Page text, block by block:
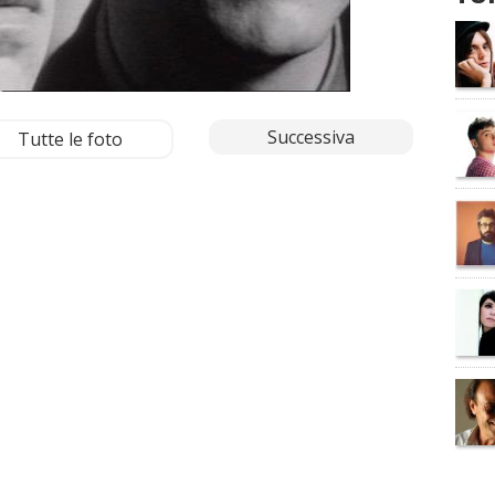
Tutte le foto Successiva